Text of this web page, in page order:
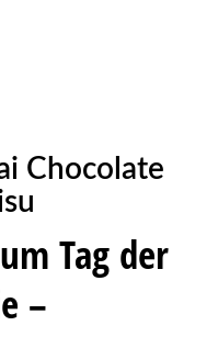
Chocolate
Tag der
–